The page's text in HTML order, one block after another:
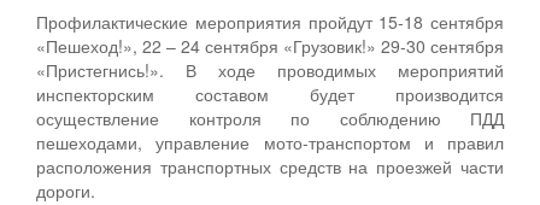
Профилактические мероприятия пройдут 15-18 сентября
«Пешеход!», 22 – 24 сентября «Грузовик!» 29-30 сентября
«Пристегнись!». В ходе проводимых мероприятий
инспекторским составом будет производится
осуществление контроля по соблюдению ПДД
пешеходами, управление мото-транспортом и правил
расположения транспортных средств на проезжей части
дороги.